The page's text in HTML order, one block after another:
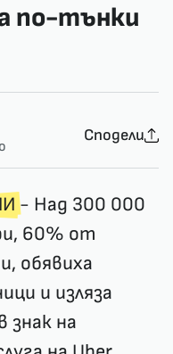
по-тънки
Сподели
- Над 300 000
60% от
обявиха
и изляза
знак на